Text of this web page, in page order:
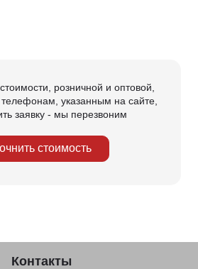
розничной и оптовой,
указанным на сайте,
заявку - мы перезвоним
стоимость
Контакты